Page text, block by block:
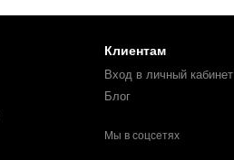
Клиентам
Вход в личный кабинет
Блог
Мы в соцсетях